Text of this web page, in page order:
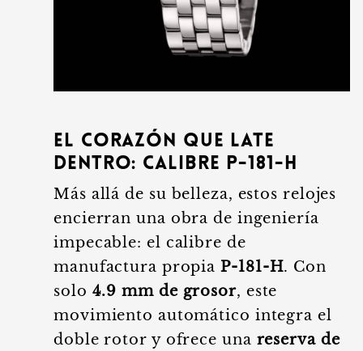
El corazón que late
dentro: Calibre P-181-H
Más allá de su belleza, estos relojes
encierran una obra de ingeniería
impecable: el calibre de
manufactura propiaP-181-H. Con
solo 4.9 mm de grosor, este
movimiento automático integra el
doble rotor y ofrece una reserva de